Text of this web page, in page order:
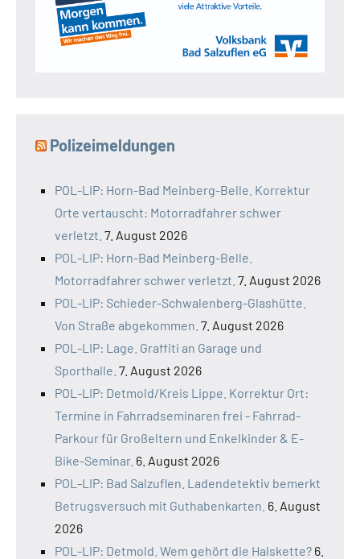
Polizeimeldungen
POL-LIP: Horn-Bad Meinberg-Belle. Korrektur
Orte vertauscht: Motorradfahrer schwer
verletzt. 7. August 2026
POL-LIP: Horn-Bad Meinberg-Belle.
Motorradfahrer schwer verletzt. 7. August 2026
POL-LIP: Schieder-Schwalenberg-Glashütte.
Von Straße abgekommen. 7. August 2026
POL-LIP: Lage. Graffiti an Garage und
Sporthalle. 7. August 2026
POL-LIP: Detmold/Kreis Lippe. Korrektur Ort:
Termine in Fahrradseminaren frei - Fahrrad-
Parkour für Großeltern und Enkelkinder & E-
Bike-Seminar. 6. August 2026
POL-LIP: Bad Salzuflen. Ladendetektiv bemerkt
Betrugsversuch mit Guthabenkarten. 6. August
2026
POL-LIP: Detmold. Wem gehört die Halskette? 6.